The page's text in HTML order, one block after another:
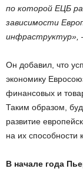
по которой ЕЦБ
зависимости
инфраструктур»,
Он добавил, что
экономику
финансовых и
Таким образом,
развитие
на их способности
В начале года